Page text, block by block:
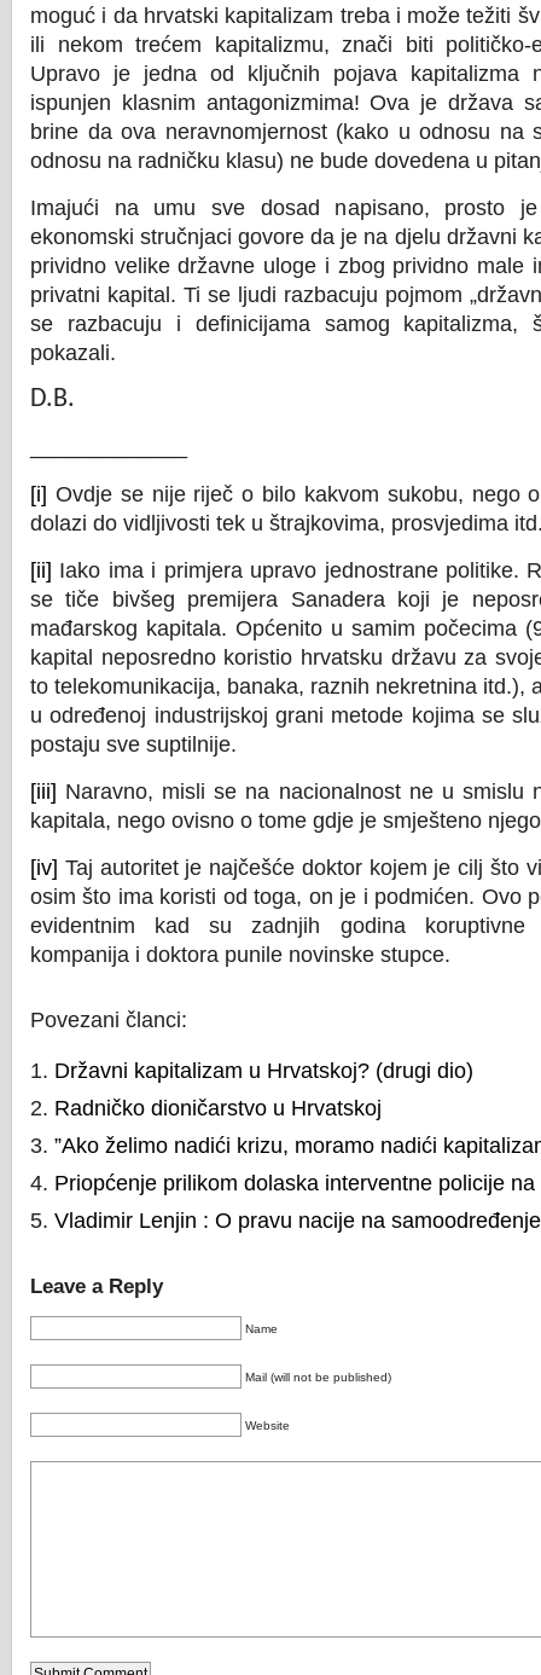
moguć i da hrvatski kapitalizam treba i može težiti
ili nekom trećem kapitalizmu, znači biti političko-
Upravo je jedna od ključnih pojava kapitalizma
ispunjen klasnim antagonizmima! Ova je država
brine da ova neravnomjernost (kako u odnosu na
odnosu na radničku klasu) ne bude dovedena u
Imajući na umu sve dosad napisano, prosto
ekonomski stručnjaci govore da je na djelu državni
prividno velike državne uloge i zbog prividno male
privatni kapital. Ti se ljudi razbacuju pojmom
se razbacuju i definicijama samog kapitalizma,
pokazali.
D.B.
[i] Ovdje se nije riječ o bilo kakvom sukobu, nego
dolazi do vidljivosti tek u štrajkovima, prosvjedima
[ii] Iako ima i primjera upravo jednostrane politike.
se tiče bivšeg premijera Sanadera koji je
mađarskog kapitala. Općenito u samim počecima
kapital neposredno koristio hrvatsku državu za
to telekomunikacija, banaka, raznih nekretnina itd.),
u određenoj industrijskoj grani metode kojima se
postaju sve suptilnije.
[iii] Naravno, misli se na nacionalnost ne u smislu
kapitala, nego ovisno o tome gdje je smješteno
[iv] Taj autoritet je najčešće doktor kojem je cilj što
osim što ima koristi od toga, on je i podmićen. Ovo
evidentnim kad su zadnjih godina koruptivne
kompanija i doktora punile novinske stupce.
Povezani članci:
Državni kapitalizam u Hrvatskoj? (drugi dio)
Radničko dioničarstvo u Hrvatskoj
”Ako želimo nadići krizu, moramo nadići
Priopćenje prilikom dolaska interventne policije na
Vladimir Lenjin : O pravu nacije na
Leave a Reply
Name
Mail (will not be published)
Website